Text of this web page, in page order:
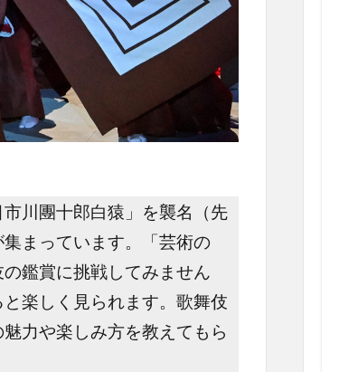
川團十郎白猿」を襲名（先
まっています。「芸術の
鑑賞に挑戦してみません
楽しく見られます。歌舞伎
力や楽しみ方を教えてもら